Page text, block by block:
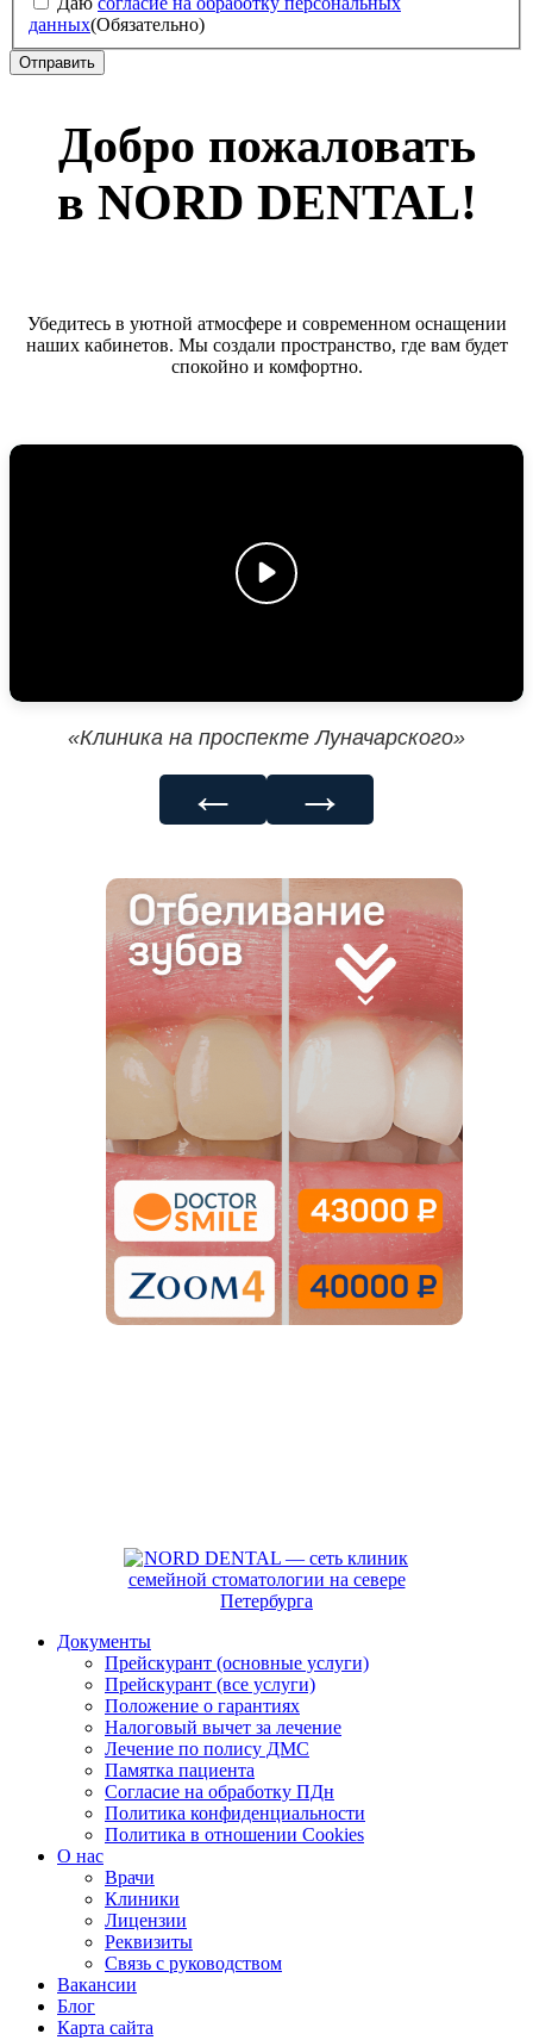
данных(Обязательно)
Добро пожаловать
в NORD DENTAL!
Убедитесь в уютной атмосфере и современном оснащении
наших кабинетов. Мы создали пространство, где вам будет
спокойно и комфортно.
«Клиника на проспекте Луначарского»
← →
Документы
Прейскурант (основные услуги)
Прейскурант (все услуги)
Положение о гарантиях
Налоговый вычет за лечение
Лечение по полису ДМС
Памятка пациента
Согласие на обработку ПДн
Политика конфиденциальности
Политика в отношении Cookies
О нас
Врачи
Клиники
Лицензии
Реквизиты
Связь с руководством
Вакансии
Блог
Карта сайта